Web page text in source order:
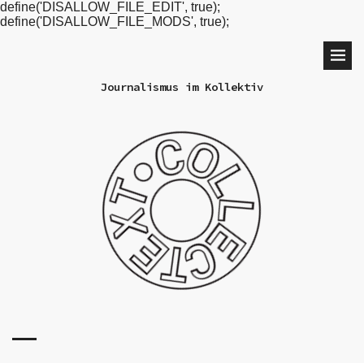
define('DISALLOW_FILE_EDIT', true);
define('DISALLOW_FILE_MODS', true);
Journalismus im Kollektiv